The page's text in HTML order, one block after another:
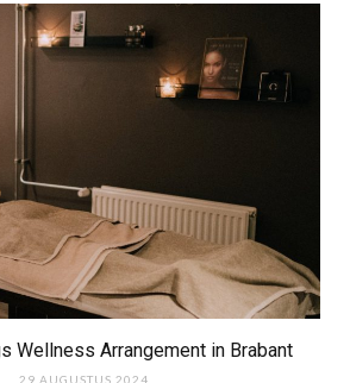
Wellness Arrangement in Brabant
29 AUGUSTUS 2024